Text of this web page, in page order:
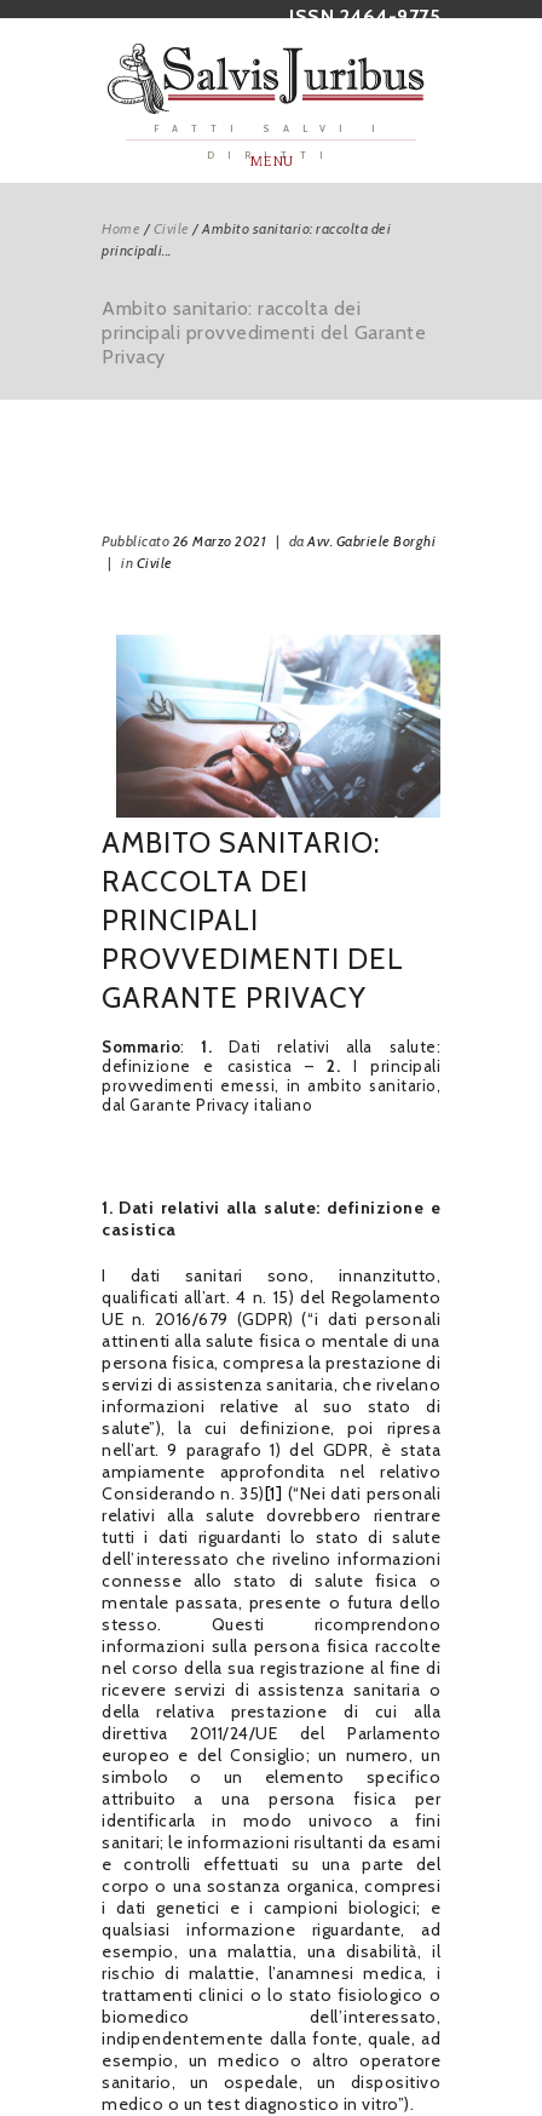
ISSN 2464-9775
FATTI SALVI I
DIRITTI
MENU
Home /Civile /Ambito sanitario: raccolta dei
principali...
Ambito sanitario: raccolta dei
principali provvedimenti del Garante
Privacy
Pubblicato 26 Marzo 2021 | daAvv. Gabriele Borghi
| in Civile
AMBITO SANITARIO:
RACCOLTA DEI
PRINCIPALI
PROVVEDIMENTI DEL
GARANTE PRIVACY
Sommario:1. Dati relativi alla salute:
definizione e casistica – 2. I principali
provvedimenti emessi, in ambito sanitario,
dal Garante Privacy italiano
1. Dati relativi alla salute: definizione e
casistica
I dati sanitari sono, innanzitutto,
qualificati all’art. 4 n. 15) del Regolamento
UE n. 2016/679 (GDPR) (“i dati personali
attinenti alla salute fisica o mentale di una
persona fisica, compresa la prestazione di
servizi di assistenza sanitaria, che rivelano
informazioni relative al suo stato di
salute”), la cui definizione, poi ripresa
nell’art. 9 paragrafo 1) del GDPR, è stata
ampiamente approfondita nel relativo
Considerando n. 35)[1] (“Nei dati personali
relativi alla salute dovrebbero rientrare
tutti i dati riguardanti lo stato di salute
dell’interessato che rivelino informazioni
connesse allo stato di salute fisica o
mentale passata, presente o futura dello
stesso. Questi ricomprendono
informazioni sulla persona fisica raccolte
nel corso della sua registrazione al fine di
ricevere servizi di assistenza sanitaria o
della relativa prestazione di cui alla
direttiva 2011/24/UE del Parlamento
europeo e del Consiglio; un numero, un
simbolo o un elemento specifico
attribuito a una persona fisica per
identificarla in modo univoco a fini
sanitari; le informazioni risultanti da esami
e controlli effettuati su una parte del
corpo o una sostanza organica, compresi
i dati genetici e i campioni biologici; e
qualsiasi informazione riguardante, ad
esempio, una malattia, una disabilità, il
rischio di malattie, l’anamnesi medica, i
trattamenti clinici o lo stato fisiologico o
biomedico dell’interessato,
indipendentemente dalla fonte, quale, ad
esempio, un medico o altro operatore
sanitario, un ospedale, un dispositivo
medico o un test diagnostico in vitro”).